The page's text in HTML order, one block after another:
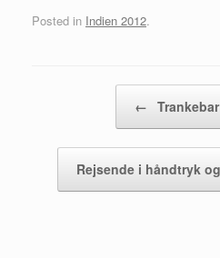
Posted in Indien 2012.
←
Rejsende i håndtryk